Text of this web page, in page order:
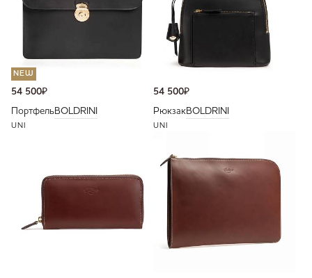
NEW
54 500₽
ПортфельBOLDRINI
UNI
54 500₽
РюкзакBOLDRINI
UNI